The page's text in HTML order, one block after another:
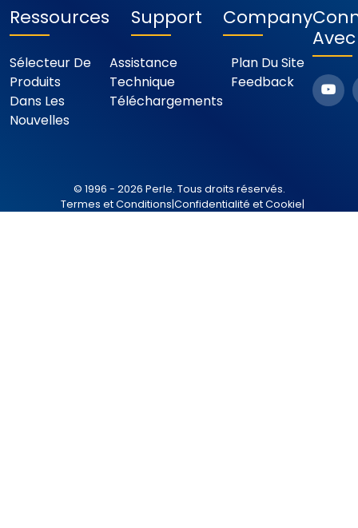
Ressources
Sélecteur De
Produits
Dans Les
Nouvelles
Support
Assistance
Technique
Téléchargements
Company
Plan Du Site
Feedback
© 1996 - 2026 Perle. Tous droits réservés.
Termes et Conditions|Confidentialité et Cookie|